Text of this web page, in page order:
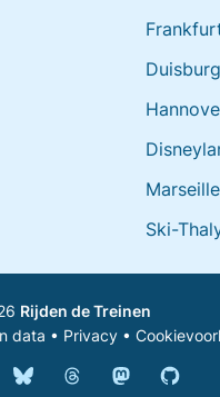
Duisburg
Marseille
Ski-
Rijden de Treinen
data • Privacy •